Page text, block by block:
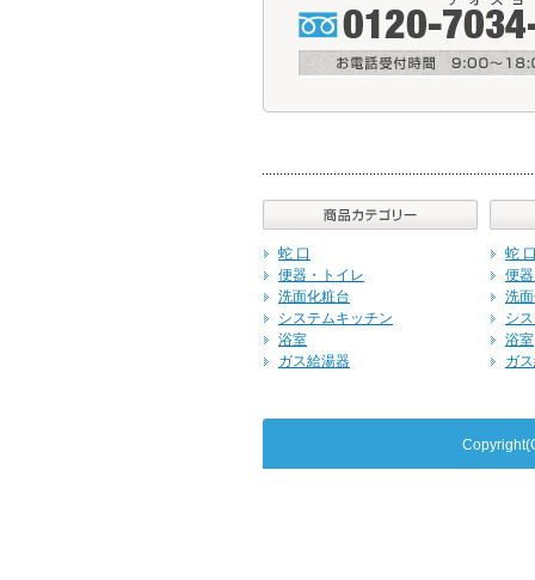
蛇 口
便器・トイレ
洗面化粧台
システムキッチン
浴室
ガス給湯器
蛇
便
洗
シ
浴室
ガ